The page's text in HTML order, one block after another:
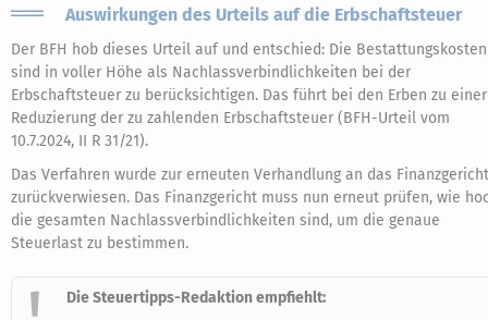
Auswirkungen des Urteils auf die Erbschaftsteuer
Der BFH hob dieses Urteil auf und entschied: Die Bestattungskosten
sind in voller Höhe als Nachlassverbindlichkeiten bei der
Erbschaftsteuer zu berücksichtigen. Das führt bei den Erben zu einer
Reduzierung der zu zahlenden Erbschaftsteuer (BFH-Urteil vom
10.7.2024, II R 31/21).
Das Verfahren wurde zur erneuten Verhandlung an das Finanzgericht
zurückverwiesen. Das Finanzgericht muss nun erneut prüfen, wie
die gesamten Nachlassverbindlichkeiten sind, um die genaue
Steuerlast zu bestimmen.
Die Steuertipps-Redaktion empfiehlt: